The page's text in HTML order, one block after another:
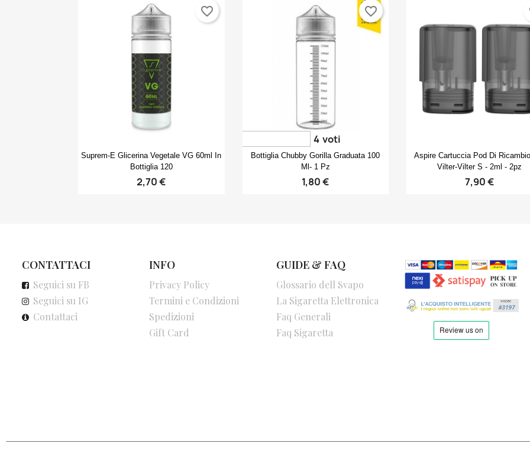
Anteprima
Suprem-E Glicerina Vegetale VG 60ml In
Bottiglia 120
2,70 €
favorite_border
Anteprima
Bottiglia Chubby Gorilla Graduata 100
Ml- 1 Pz
1,80 €
4 voti
favorite_border
Anteprima
Aspire Cartuccia Pod Di
Vilter-Vilter S - 2ml - 2pz
7,90 €
CONTATTACI
Seguici su FB
Seguici su IG
Contattaci
INFO
Privacy Policy
Termini e Condizioni
Spedizioni
Gift Card
GUIDE & FAQ
Glossario dell Svapo
La Sigaretta Elettronica
Faq Generali
Faq Sigaretta